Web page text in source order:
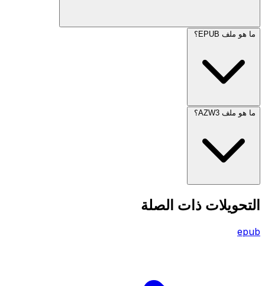
ما هو ملف EPUB؟
ما هو ملف AZW3؟
التحويلات ذات الصلة
epub